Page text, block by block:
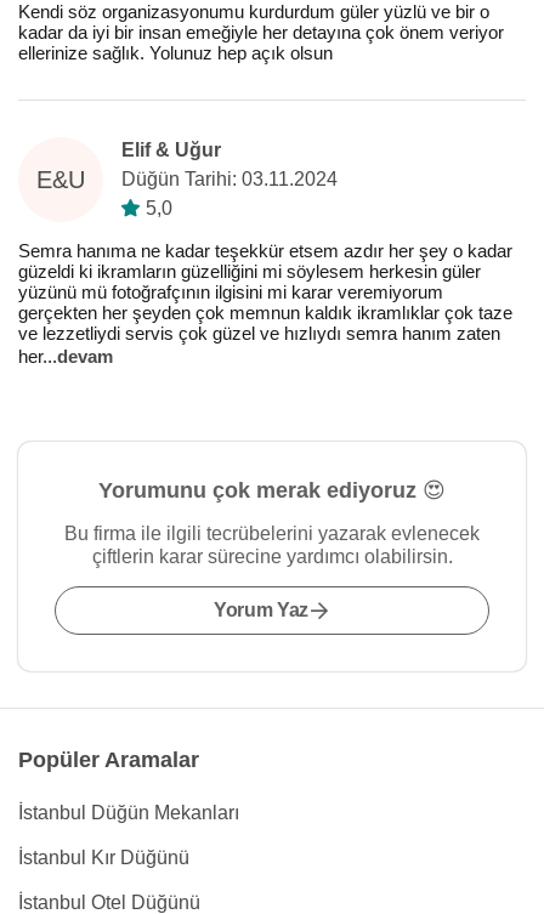
Kendi söz organizasyonumu kurdurdum güler yüzlü ve bir o
kadar da iyi bir insan emeğiyle her detayına çok önem veriyor
ellerinize sağlık. Yolunuz hep açık olsun
E&U
Elif & Uğur
Düğün Tarihi: 03.11.2024
5,0
Semra hanıma ne kadar teşekkür etsem azdır her şey o kadar
güzeldi ki ikramların güzelliğini mi söylesem herkesin güler
yüzünü mü fotoğrafçının ilgisini mi karar veremiyorum
gerçekten her şeyden çok memnun kaldık ikramlıklar çok taze
ve lezzetliydi servis çok güzel ve hızlıydı semra hanım zaten
her...devam
Yorumunu çok merak ediyoruz 😍
Bu firma ile ilgili tecrübelerini yazarak evlenecek
çiftlerin karar sürecine yardımcı olabilirsin.
Yorum Yaz
Popüler Aramalar
İstanbul Düğün Mekanları
İstanbul Kır Düğünü
İstanbul Otel Düğünü